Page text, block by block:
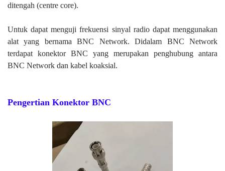
ditengah (centre core).
Untuk dapat menguji frekuensi sinyal radio dapat menggunakan
alat yang bernama BNC Network. Didalam BNC Network
terdapat konektor BNC yang merupakan penghubung antara
BNC Network dan kabel koaksial.
Pengertian Konektor BNC